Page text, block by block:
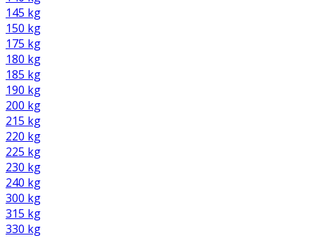
145 kg
150 kg
175 kg
180 kg
185 kg
190 kg
200 kg
215 kg
220 kg
225 kg
230 kg
240 kg
300 kg
315 kg
330 kg